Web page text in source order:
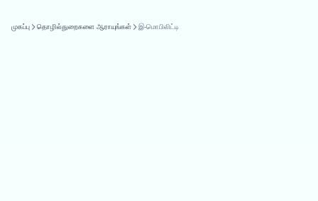
முகப்பு தொழில்துறைகளை ஆராயுங்கள் இ-மொபிலிட்டி